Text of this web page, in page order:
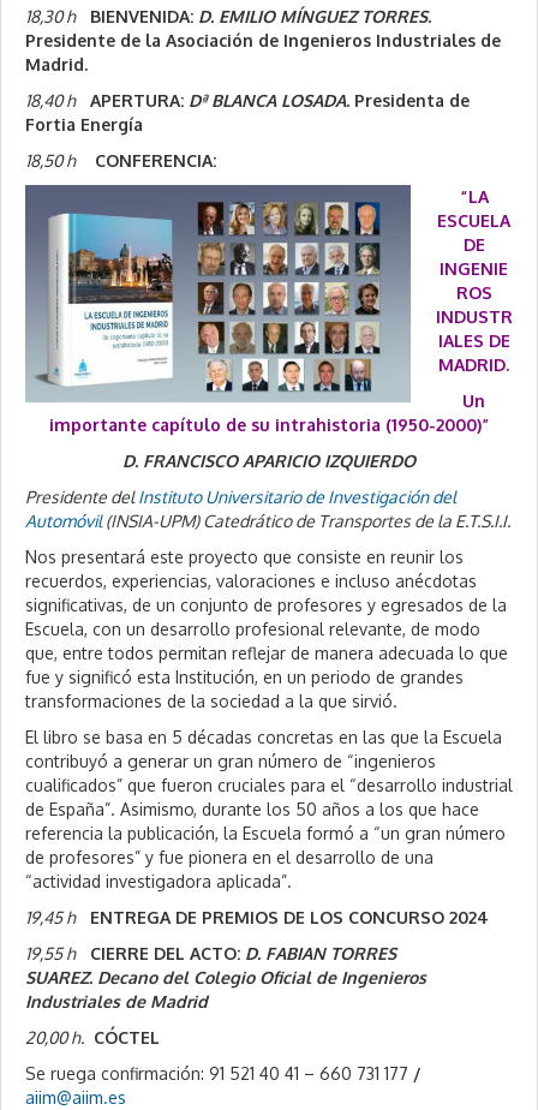
18,30 h BIENVENIDA: D. EMILIO MÍNGUEZ TORRES.
Presidente de la Asociación de Ingenieros Industriales de
Madrid.
18,40 h
APERTURA: Dª BLANCA LOSADA. Presidenta de
Fortia Energía
18,50 h
CONFERENCIA:
“LA
ESCUELA
DE
INGENIE
ROS
INDUSTR
IALES DE
MADRID.
Un
importante capítulo de su intrahistoria (1950-2000)”
D. FRANCISCO APARICIO IZQUIERDO
Presidente delInstituto Universitario de Investigación del
Automóvil(INSIA-UPM) Catedrático de Transportes de la E.T.S.I.I.
Nos presentará este proyecto que consiste en reunir los
recuerdos, experiencias, valoraciones e incluso anécdotas
significativas, de un conjunto de profesores y egresados de la
Escuela, con un desarrollo profesional relevante, de modo
que, entre todos permitan reflejar de manera adecuada lo que
fue y significó esta Institución, en un periodo de grandes
transformaciones de la sociedad a la que sirvió.
El libro se basa en 5 décadas concretas en las que la Escuela
contribuyó a generar un gran número de “ingenieros
cualificados” que fueron cruciales para el “desarrollo industrial
de España”. Asimismo, durante los 50 años a los que hace
referencia la publicación, la Escuela formó a “un gran número
de profesores” y fue pionera en el desarrollo de una
“actividad investigadora aplicada”.
19,45 hENTREGA DE PREMIOS DE LOS CONCURSO 2024
19,55 hCIERRE DEL ACTO: D. FABIAN TORRES
SUAREZ. Decano del Colegio Oficial de Ingenieros
Industriales de Madrid
20,00 h. CÓCTEL
Se ruega confirmación: 91 521 40 41 – 660 731 177 /
aiim@aiim.es